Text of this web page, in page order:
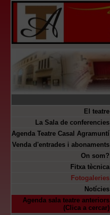
El teatre
La Sala de conferencies
Agenda Teatre Casal Agramuntí
Venda d'entrades i abonaments
On som?
Fitxa tècnica
Fotogaleries
Notícies
Agenda sala teatre anteriors
(Clica a cercar)